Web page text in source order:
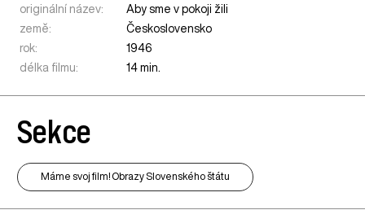
originální název:
Aby sme v pokoji žili
země:
Československo
rok:
1946
délka filmu:
14 min.
Sekce
Máme svoj film! Obrazy Slovenského štátu